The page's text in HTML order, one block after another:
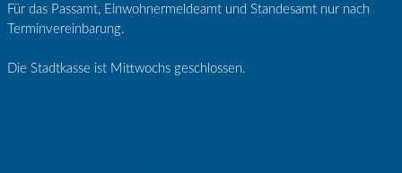
Für das Passamt, Einwohnermeldeamt und Standesamt nur nach
Terminvereinbarung.
Die Stadtkasse ist Mittwochs geschlossen.